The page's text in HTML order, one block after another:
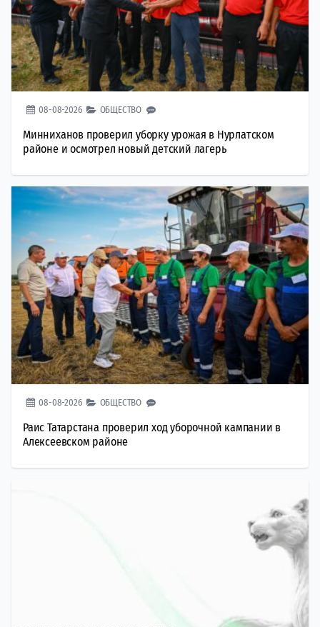
08-08-2026 ОБЩЕСТВО
Минниханов проверил уборку урожая в Нурлатском
районе и осмотрел новый детский лагерь
08-08-2026 ОБЩЕСТВО
Раис Татарстана проверил ход уборочной кампании в
Алексеевском районе